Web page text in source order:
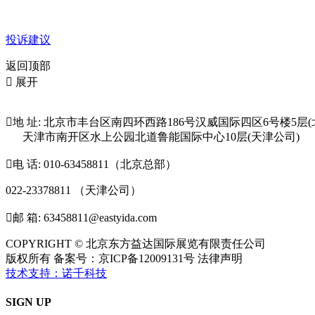
投诉建议
返回顶部
 展开
地 址: 北京市丰台区南四环西路186号汉威国际四区6号楼5层(
天津市南开区水上公园北道鲁能国际中心10层(天津公司)
电 话: 010-63458811（北京总部）
022-23378811 （天津公司）
邮 箱: 63458811@eastyida.com
COPYRIGHT © 北京东方益达国际展览有限责任公司
版权所有 备案号：京ICP备12009131号 法律声明
技术支持：诺千科技
SIGN UP